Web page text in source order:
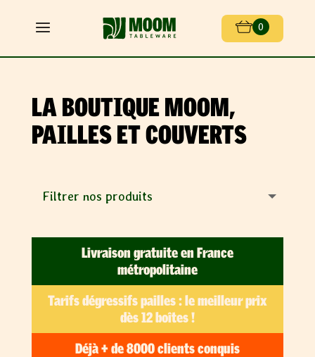
0
LA BOUTIQUE MOOM,
PAILLES ET COUVERTS
Livraison gratuite en France
métropolitaine
Tarifs dégressifs pailles : le meilleur prix
dès 12 boîtes !
Déjà + de 8000 clients conquis